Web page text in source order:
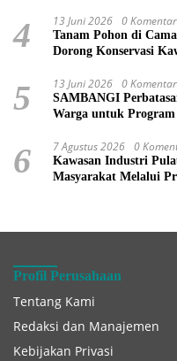
4 13 Juni 2026 0 Komentar
Tanam Pohon di
Dorong Konservasi
5 13 Juni 2026 0 Komentar
SAMBANGI
Warga untuk Program
6 7 Agustus 2026 0
Kawasan Industri
Masyarakat Melalui
Profil Perusahaan
Tentang Kami
Redaksi dan Manajemen
Kebijakan Privasi